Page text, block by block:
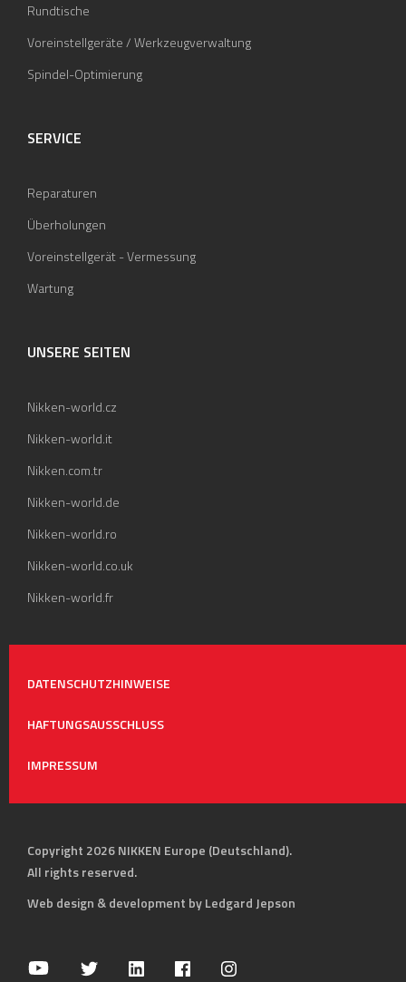
Rundtische
Voreinstellgeräte / Werkzeugverwaltung
Spindel-Optimierung
SERVICE
Reparaturen
Überholungen
Voreinstellgerät - Vermessung
Wartung
UNSERE SEITEN
Nikken-world.cz
Nikken-world.it
Nikken.com.tr
Nikken-world.de
Nikken-world.ro
Nikken-world.co.uk
Nikken-world.fr
DATENSCHUTZHINWEISE
HAFTUNGSAUSSCHLUSS
IMPRESSUM
Copyright 2026 NIKKEN Europe (Deutschland).
All rights reserved.
Web design & development by Ledgard Jepson